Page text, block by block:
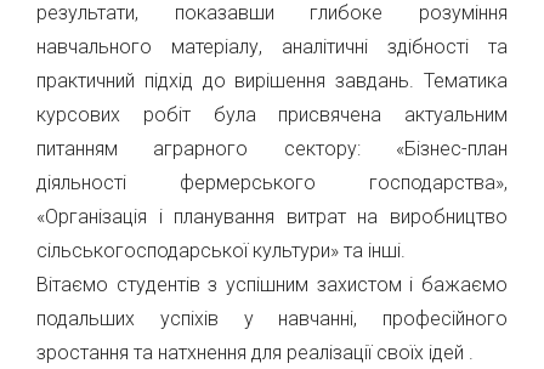
результати, показавши глибоке розуміння
навчального матеріалу, аналітичні здібності та
практичний підхід до вирішення завдань. Тематика
курсових робіт була присвячена актуальним
питанням аграрного сектору: «Бізнес-план
діяльності фермерського господарства»,
«Організація і планування витрат на виробництво
сільськогосподарської культури» та інші.
Вітаємо студентів з успішним захистом і бажаємо
подальших успіхів у навчанні, професійного
зростання та натхнення для реалізації своїх ідей .